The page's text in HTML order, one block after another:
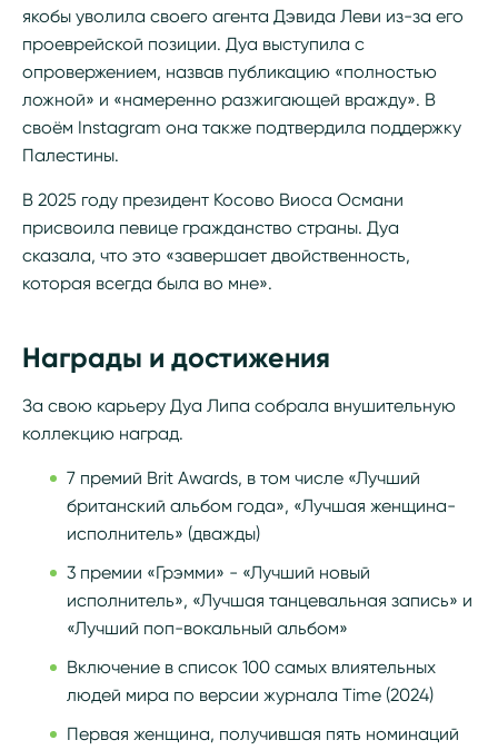
якобы уволила своего агента Дэвида Леви из-за его
проеврейской позиции. Дуа выступила с
опровержением, назвав публикацию «полностью
ложной» и «намеренно разжигающей вражду». В
своём Instagram она также подтвердила поддержку
Палестины.
В 2025 году президент Косово Виоса Османи
присвоила певице гражданство страны. Дуа
сказала, что это «завершает двойственность,
которая всегда была во мне».
Награды и достижения
За свою карьеру Дуа Липа собрала внушительную
коллекцию наград.
7 премий Brit Awards, в том числе «Лучший
британский альбом года», «Лучшая женщина-
исполнитель» (дважды)
3 премии «Грэмми» - «Лучший новый
исполнитель», «Лучшая танцевальная запись» и
«Лучший поп-вокальный альбом»
Включение в список 100 самых влиятельных
людей мира по версии журнала Time (2024)
Первая женщина, получившая пять номинаций